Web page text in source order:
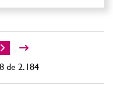
de 2.184